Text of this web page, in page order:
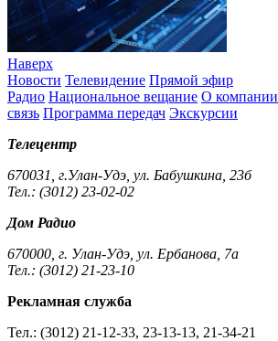
Наверх
Новости Телевидение Прямой эфир
Радио Национальное вещание О компании
связь Программа передач Экскурсии
Телецентр
670031, г.Улан-Удэ, ул. Бабушкина, 23б
Тел.: (3012) 23-02-02
Дом Радио
670000, г. Улан-Удэ, ул. Ербанова, 7а
Тел.: (3012) 21-23-10
Рекламная служба
Тел.: (3012) 21-12-33, 23-13-13, 21-34-21